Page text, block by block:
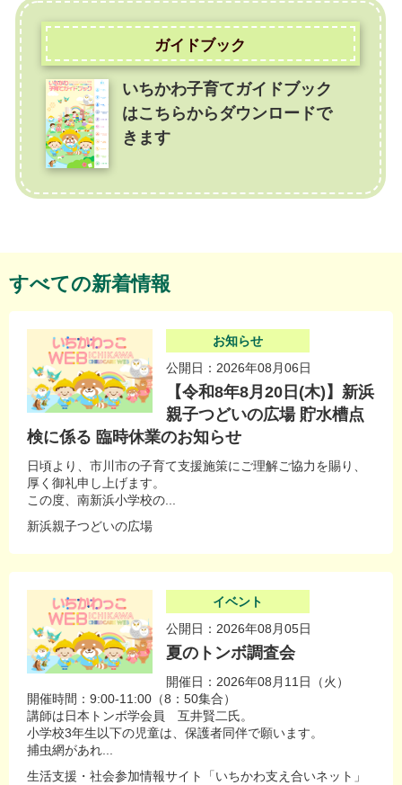
ガイドブック
いちかわ子育てガイドブック
はこちらからダウンロードで
きます
すべての新着情報
お知らせ
公開日：2026年08月06日
【令和8年8月20日(木)】新浜
親子つどいの広場 貯水槽点
検に係る 臨時休業のお知らせ
日頃より、市川市の子育て支援施策にご理解ご協力を賜り、
厚く御礼申し上げます。
この度、南新浜小学校の...
新浜親子つどいの広場
イベント
公開日：2026年08月05日
夏のトンボ調査会
開催日：2026年08月11日（火）
開催時間：9:00-11:00（8：50集合）
講師は日本トンボ学会員 互井賢二氏。
小学校3年生以下の児童は、保護者同伴で願います。
捕虫網があれ...
生活支援・社会参加情報サイト「いちかわ支え合いネット」